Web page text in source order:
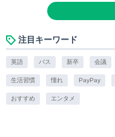
注目キーワード
英語 バス 新卒 会議
生活習慣 憧れ PayPay
おすすめ エンタメ